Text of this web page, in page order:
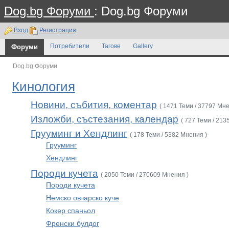
Dog.bg Форуми : Dog.bg Форуми
Вход Регистрация
Форуми Потребители Тагове Gallery
Dog.bg Форуми
Кинология
Новини, събития, коментар ( 1471 Теми / 37797
Изложби, състезания, календар ( 727 Теми /
Грууминг и Хендлинг ( 178 Теми / 5382 Мнения )
Грууминг
Хендлинг
Породи кучета ( 2050 Теми / 270609 Мнения )
Породи кучета
Немско овчарско куче
Кокер спаньол
Френски булдог